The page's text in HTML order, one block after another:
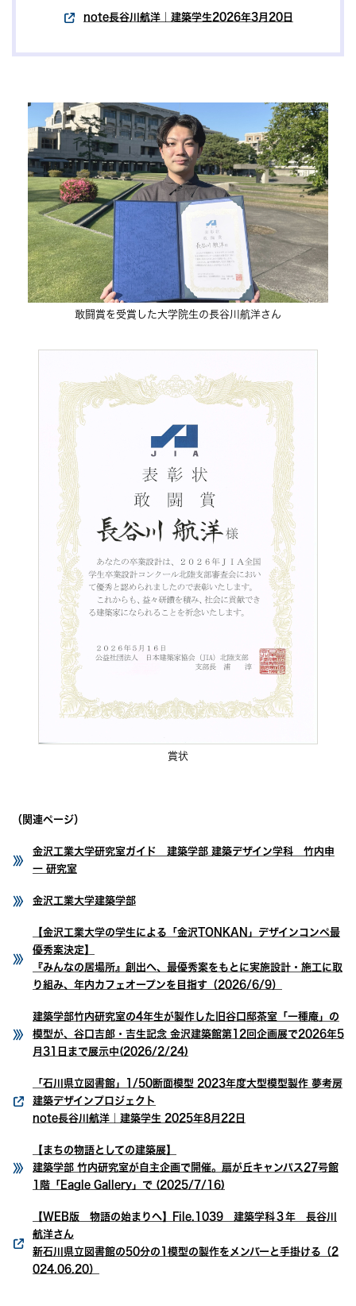
note長谷川航洋｜建築学生2026年3月20日
敢闘賞を受賞した大学院生の長谷川航洋さん
賞状
（関連ページ）
金沢工業大学研究室ガイド 建築学部 建築デザイン学科 竹内申
一 研究室
金沢工業大学建築学部
【金沢工業大学の学生による「金沢TONKAN」デザインコンペ最
優秀案決定】
『みんなの居場所』創出へ、最優秀案をもとに実施設計・施工に取
り組み、年内カフェオープンを目指す（2026/6/9）
建築学部竹内研究室の4年生が製作した旧谷口邸茶室「一種庵」の
模型が、谷口吉郎・吉生記念 金沢建築館第12回企画展で2026年5
月31日まで展示中(2026/2/24)
「石川県立図書館」1/50断面模型 2023年度大型模型製作 夢考房
建築デザインプロジェクト
note長谷川航洋｜建築学生 2025年8月22日
【まちの物語としての建築展】
建築学部 竹内研究室が自主企画で開催。扇が丘キャンパス27号館
1階「Eagle Gallery」で (2025/7/16)
【WEB版 物語の始まりへ】File.1039 建築学科３年 長谷川
航洋さん
新石川県立図書館の50分の1模型の製作をメンバーと手掛ける（2
024.06.20）